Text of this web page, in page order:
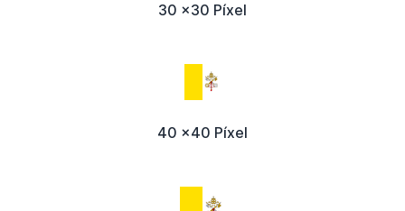
30 x30 Píxel
40 x40 Píxel